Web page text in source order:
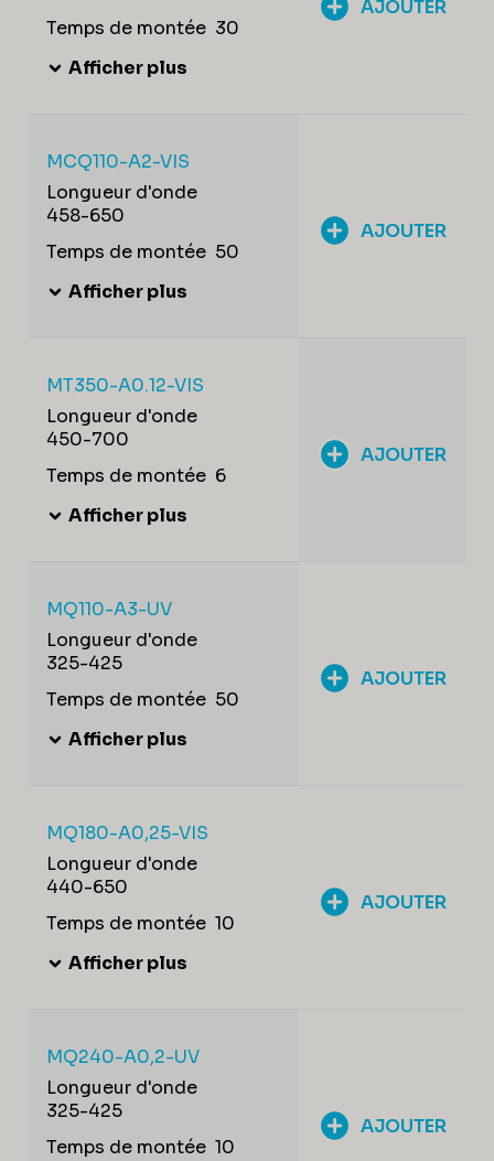
Temps de montée 30
Afficher plus
AJOUTER
MCQ110-A2-VIS
Longueur d'onde
458-650
Temps de montée 50
Afficher plus
AJOUTER
MT350-A0.12-VIS
Longueur d'onde
450-700
Temps de montée 6
Afficher plus
AJOUTER
MQ110-A3-UV
Longueur d'onde
325-425
Temps de montée 50
Afficher plus
AJOUTER
MQ180-A0,25-VIS
Longueur d'onde
440-650
Temps de montée 10
Afficher plus
AJOUTER
MQ240-A0,2-UV
Longueur d'onde
325-425
Temps de montée 10
AJOUTER